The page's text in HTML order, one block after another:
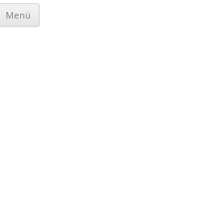
Menü Springe zum Inhalt